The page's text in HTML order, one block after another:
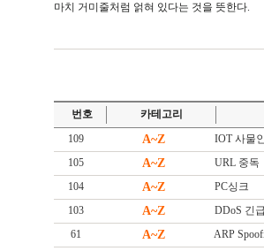
마치 거미줄처럼 얽혀 있다는 것을 뜻한다.
번호
카테고리
109
A~Z
IOT 사물
105
A~Z
URL 중독
104
A~Z
PC싱크
103
A~Z
DDoS 긴
61
A~Z
ARP